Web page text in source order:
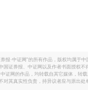
报·中证网”的所有作品，版权均属于
国证券报、中证网以及作者书面授权不
证网的作品，均转载自其它媒体，转
对其真实性负责，持异议者应与原出处